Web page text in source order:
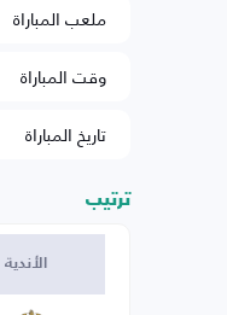
ملعب المباراة
وقت المباراة
تاريخ المباراة
ترتيب
الأندية